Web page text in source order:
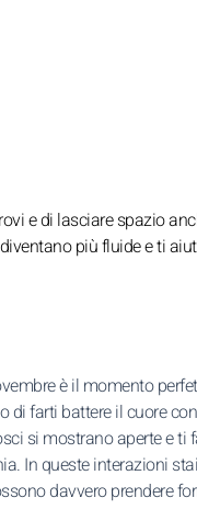
e di lasciare spazio
più fluide e ti
è il momento
di farti battere il cuore
si mostrano aperte e ti
In queste interazioni
davvero prendere